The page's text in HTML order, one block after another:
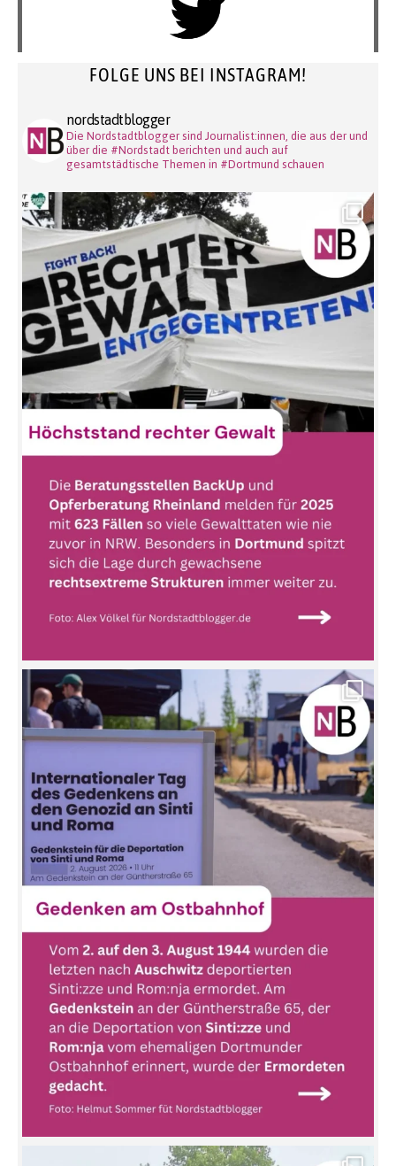
FOLGE UNS BEI INSTAGRAM!
nordstadtblogger
Die Nordstadtblogger sind Journalist:innen, die aus der und
über die #Nordstadt berichten und auch auf
gesamtstädtische Themen in #Dortmund schauen